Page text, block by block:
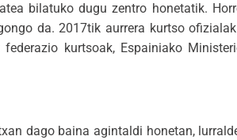
bilatuko dugu zentro honetatik.
da. 2017tik aurrera kurtso
kurtsoak, Espainiako
dago baina agintaldi honetan,